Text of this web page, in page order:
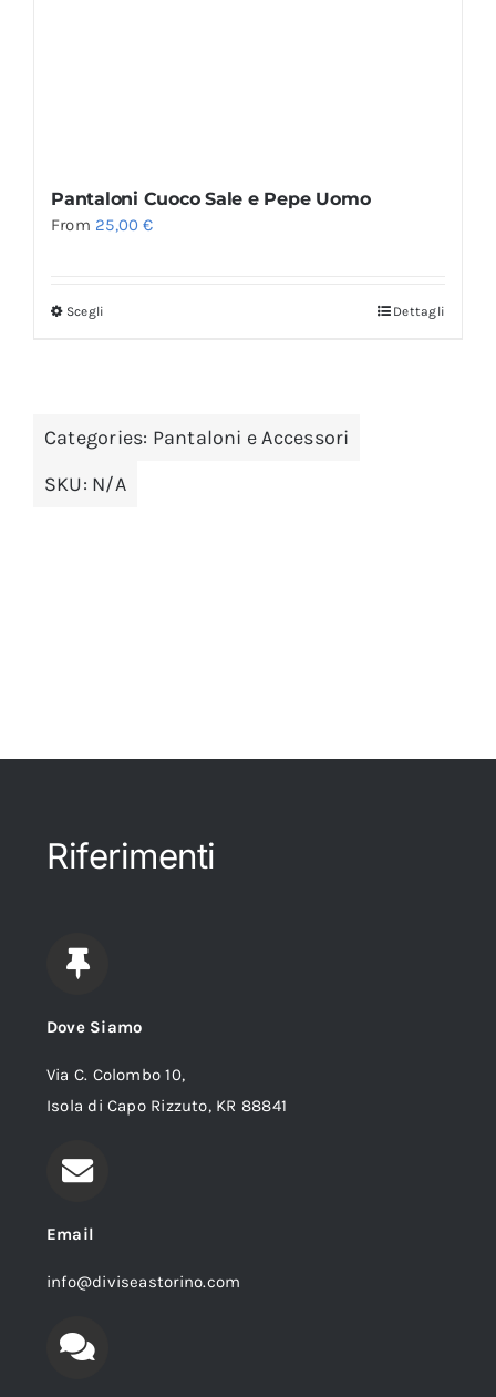
Pantaloni Cuoco Sale e Pepe Uomo
From 25,00€
Scegli Dettagli
Categories: Pantaloni e Accessori
SKU: N/A
Riferimenti
Dove Siamo
Via C. Colombo 10,
Isola di Capo Rizzuto, KR 88841
Email
info@diviseastorino.com